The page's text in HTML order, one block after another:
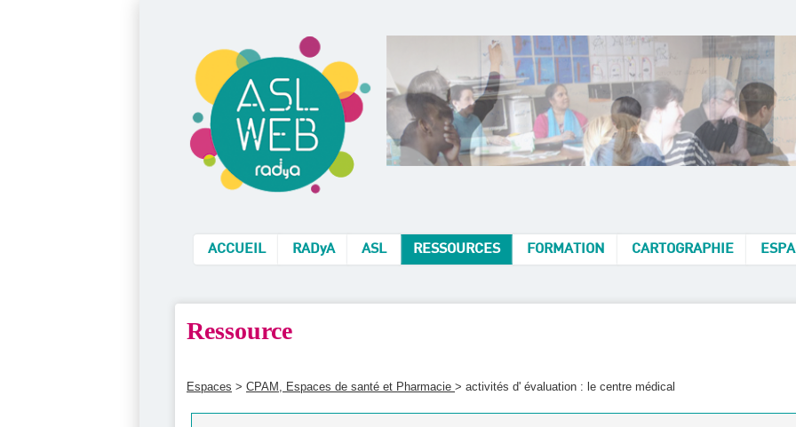
ACCUEIL RADyA ASL RESSOURCES FORMATION CARTOGRAPHIE
Ressource
Espaces > CPAM, Espaces de santé et Pharmacie > activités d' évaluation : le centre médical